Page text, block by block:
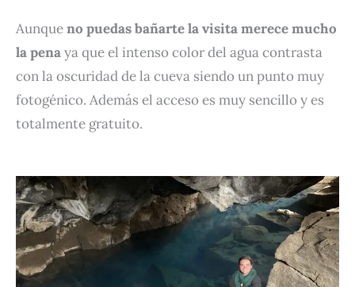
Aunqueno puedas bañarte la visita merece mucho
la penaya que el intenso color del agua contrasta
con la oscuridad de la cueva siendo un punto muy
fotogénico. Además el acceso es muy sencillo y es
totalmente gratuito.